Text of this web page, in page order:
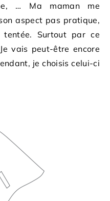
… Ma maman me
aspect pas pratique,
tentée. Surtout par ce
vais peut-être encore
je choisis celui-ci